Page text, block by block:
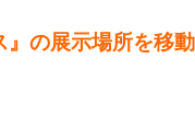
』の展示場所を移動